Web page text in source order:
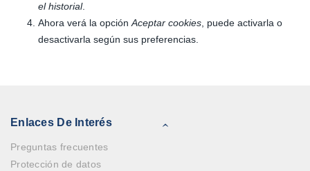
el historial.
Ahora verá la opción Aceptar cookies , puede activarla o
desactivarla según sus preferencias.
Enlaces De Interés
Preguntas frecuentes
Protección de datos